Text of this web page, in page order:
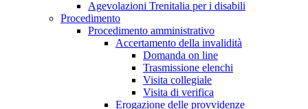
Agevolazioni Trenitalia per i disabili
Procedimento
Procedimento amministrativo
Accertamento della invalidità
Domanda on line
Trasmissione elenchi
Visita collegiale
Visita di verifica
Erogazione delle provvidenze